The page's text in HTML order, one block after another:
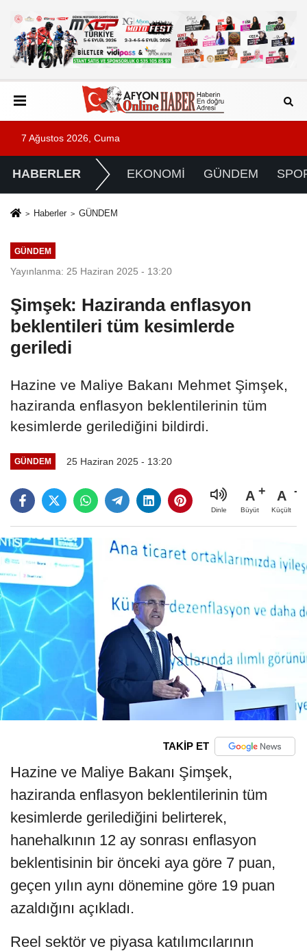
7 Ağustos 2026, Cuma
HABERLER EKONOMİ GÜNDEM
Haberler GÜNDEM
GÜNDEM
Yayınlanma: 25 Haziran 2025 - 13:20
Şimşek: Haziranda enflasyon
beklentileri tüm kesimlerde
geriledi
Hazine ve Maliye Bakanı Mehmet Şimşek,
haziranda enflasyon beklentilerinin tüm
kesimlerde gerilediğini bildirdi.
GÜNDEM 25 Haziran 2025 - 13:20
Dinle
A
Büyüt
A
Küçült
TAKİP ET
Hazine ve Maliye Bakanı Şimşek,
haziranda enflasyon beklentilerinin tüm
kesimlerde gerilediğini belirterek,
hanehalkının 12 ay sonrası enflasyon
beklentisinin bir önceki aya göre 7 puan,
geçen yılın aynı dönemine göre 19 puan
azaldığını açıkladı.
Reel sektör ve piyasa katılımcılarının